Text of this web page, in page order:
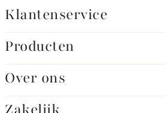
Klantenservice
Producten
Over ons